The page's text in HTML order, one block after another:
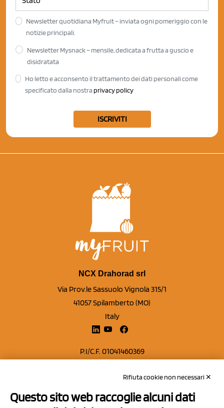
Newsletter quotidiana Myfruit – inviata ogni pomeriggio con le
notizie principali.
Newsletter Mysnack – mensile, dedicata a frutta a guscio e
disidratata
Ho letto e acconsento il trattamento dei dati personali come
specificato dalla nostra privacy policy
ISCRIVITI
NCX Drahorad srl
Via Prov.le Sassuolo Vignola 315/1
41057 Spilamberto (MO)
Italy
P.I/C.F. 01041460369
Capitale sociale Euro 50.000,00 i.v.Rifiuta cookie non necessari ✕
Questo sito web raccoglie alcuni dati